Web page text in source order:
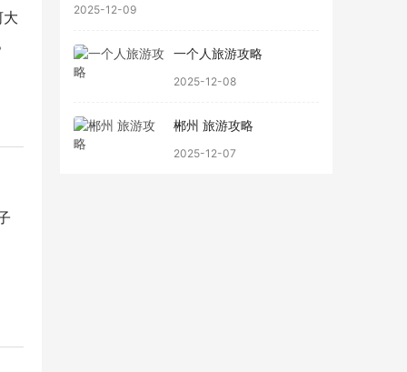
2025-12-09
一个人旅游攻略
2025-12-08
郴州 旅游攻略
2025-12-07